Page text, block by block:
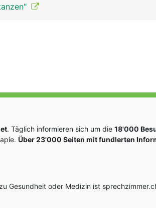
. Täglich informieren sich um die 18'000
Über 23'000 Seiten mit fundlerten
Gesundheit oder Medizin ist